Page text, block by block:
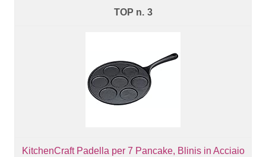
3
KitchenCraft Padella per 7 Pancake, Blinis in Acciaio